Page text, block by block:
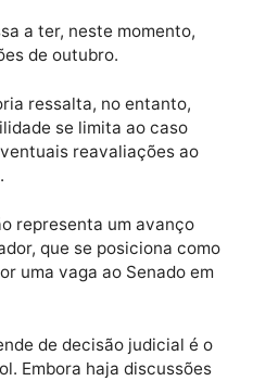
de elegibilidade. A
conta o cumprimento
de suspensão dos
no final de fevereiro
de outubro.
ressalta, no entanto,
se limita ao caso
eventuais reavaliações ao